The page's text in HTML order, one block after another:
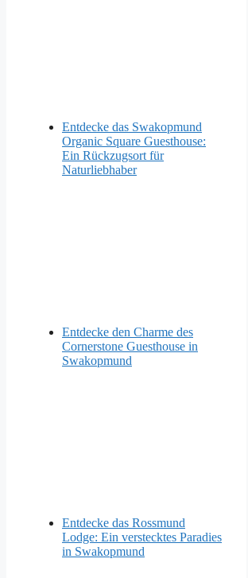
Entdecke das Swakopmund
Organic Square Guesthouse:
Ein Rückzugsort für
Naturliebhaber
Entdecke den Charme des
Cornerstone Guesthouse in
Swakopmund
Entdecke das Rossmund
Lodge: Ein verstecktes Paradies
in Swakopmund